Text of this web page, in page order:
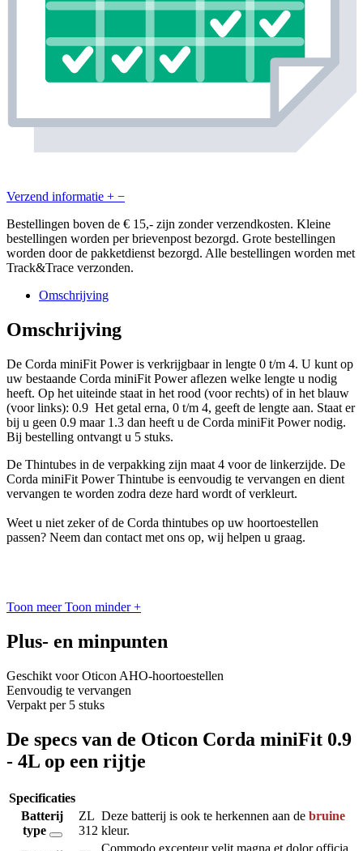
Verzend informatie + −
Bestellingen boven de € 15,- zijn zonder verzendkosten. Kleine
bestellingen worden per brievenpost bezorgd. Grote bestellingen
worden door de pakketdienst bezorgd. Alle bestellingen worden met
Track&Trace verzonden.
Omschrijving
Omschrijving
De Corda miniFit Power is verkrijgbaar in lengte 0 t/m 4. U kunt op
uw bestaande Corda miniFit Power aflezen welke lengte u nodig
heeft. Op het uiteinde staat in het rood (voor rechts) of in het blauw
(voor links): 0.9 Het getal erna, 0 t/m 4, geeft de lengte aan. Staat er
bij u geen 0.9 maar 1.3 dan heeft u de Corda miniFit Power nodig.
Bij bestelling ontvangt u 5 stuks.
De Thintubes in de verpakking zijn maat 4 voor de linkerzijde. De
Corda miniFit Power Thintube is eenvoudig te vervangen en dient
vervangen te worden zodra deze hard wordt of verkleurt.
Weet u niet zeker of de Corda thintubes op uw hoortoestellen
passen? Neem dan contact met ons op, wij helpen u graag.
Toon meer Toon minder +
Plus- en minpunten
Geschikt voor Oticon AHO-hoortoestellen
Eenvoudig te vervangen
Verpakt per 5 stuks
De specs van de Oticon Corda miniFit 0.9
- 4L op een rijtje
Specificaties
Batterij
type
ZL
312
Deze batterij is ook te herkennen aan de bruine
kleur.
Commodo excepteur velit magna et dolor officia